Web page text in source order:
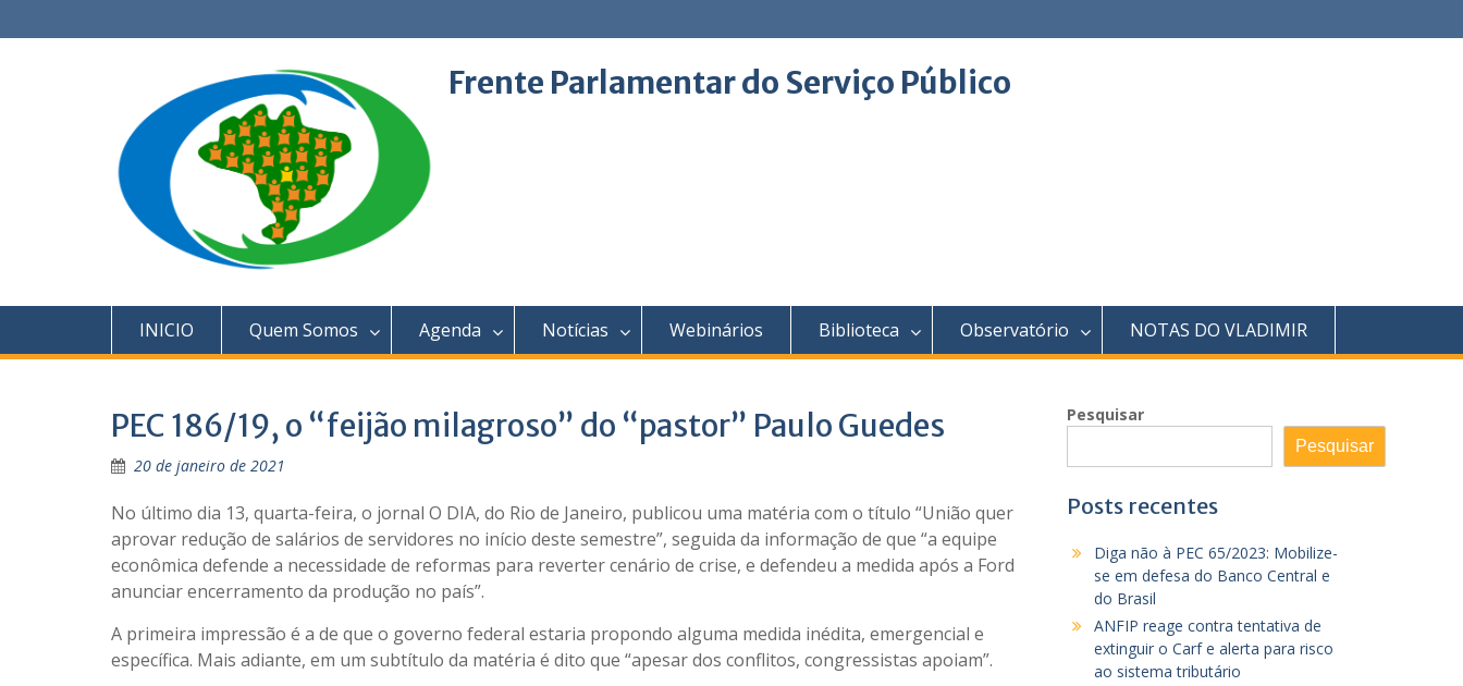
to
Frente Parlamentar do Serviço Público
INICIO Quem Somos Agenda Notícias Webinários Biblioteca Observatório NOTAS DO VLADIMIR
PEC 186/19, o “feijão milagroso” do “pastor” Paulo Guedes
20 de janeiro de 2021
No último dia 13, quarta-feira, o jornal O DIA, do Rio de Janeiro, publicou uma matéria com o título “União quer
aprovar redução de salários de servidores no início deste semestre”, seguida da informação de que “a equipe
econômica defende a necessidade de reformas para reverter cenário de crise, e defendeu a medida após a Ford
anunciar encerramento da produção no país”.
A primeira impressão é a de que o governo federal estaria propondo alguma medida inédita, emergencial e
específica. Mais adiante, em um subtítulo da matéria é dito que “apesar dos conflitos, congressistas apoiam”.
Pesquisar
Pesquisar
Posts recentes
Diga não à PEC 65/2023: Mobilize-
se em defesa do Banco Central e
do Brasil
ANFIP reage contra tentativa de
extinguir o Carf e alerta para risco
ao sistema tributário